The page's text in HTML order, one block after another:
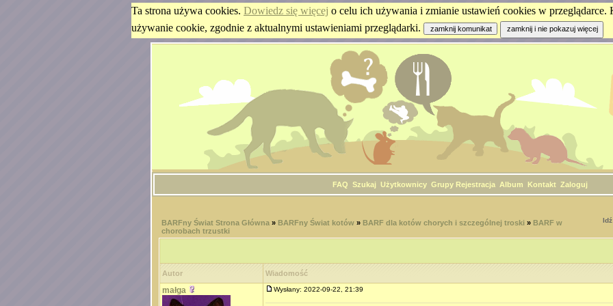
Ta strona używa cookies. Dowiedz się więcej o celu ich używania i zmianie ustawień cookies w przeglądarce.
używanie cookie, zgodnie z aktualnymi ustawieniami przeglądarki.
FAQ Szukaj Użytkownicy Grupy Rejestracja Album Kontakt Zaloguj
BARFny Świat Strona Główna » BARFny Świat kotów » BARF dla kotów chorych i szczególnej troski » BARF w
chorobach trzustki
Autor Wiadomość
małga Wysłany: 2022-09-22, 21:39